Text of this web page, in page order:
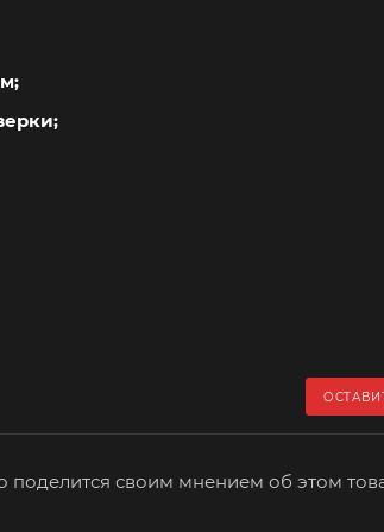
поделится своим мнением об этом